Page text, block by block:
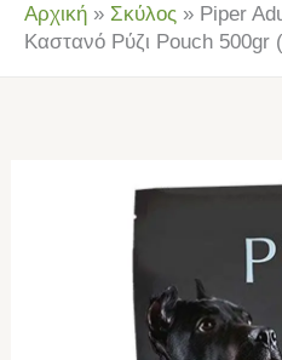
Αρχική » Σκύλος » Piper
Καστανό Ρύζι Pouch 500gr